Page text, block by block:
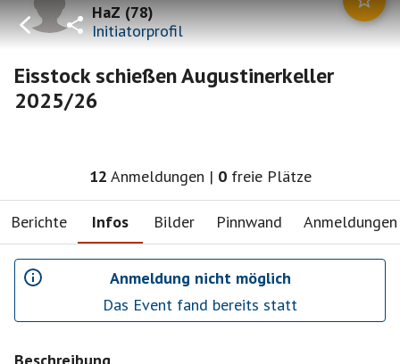
HaZ(78)
Initiatorprofil
Eisstock schießen Augustinerkeller
2025/26
12 Anmeldungen | 0 freie Plätze
Berichte Infos Bilder Pinnwand Anmeldungen
Anmeldung nicht möglich
Das Event fand bereits statt